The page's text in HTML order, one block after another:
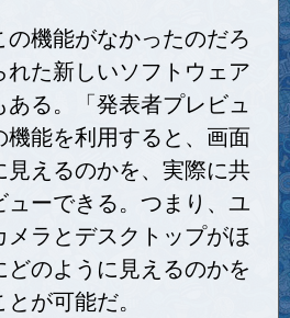
機能がなかったのだろ
れた新しいソフトウェア
る。「発表者プレビュ
能を利用すると、画面
えるのかを、実際に共
ーできる。つまり、ユ
ラとデスクトップがほ
のように見えるのかを
が可能だ。